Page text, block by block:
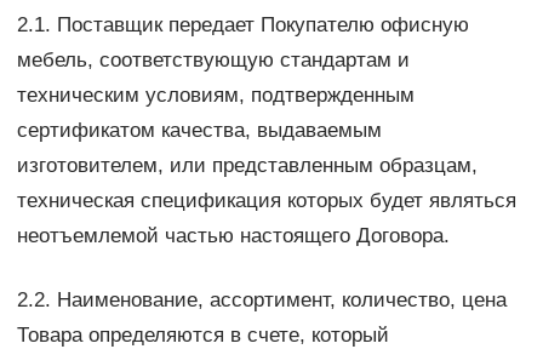
2.1. Поставщик передает Покупателю офисную
мебель, соответствующую стандартам и
техническим условиям, подтвержденным
сертификатом качества, выдаваемым
изготовителем, или представленным образцам,
техническая спецификация которых будет являться
неотъемлемой частью настоящего Договора.
2.2. Наименование, ассортимент, количество, цена
Товара определяются в счете, который